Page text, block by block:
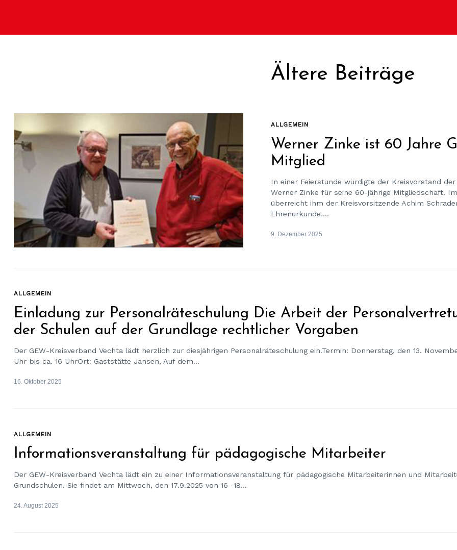
Ältere Beiträge
ALLGEMEIN
Werner Zinke ist 60 Jahre
Mitglied
In einer Feierstunde würdigte der Kreisvorstand der
Werner Zinke für seine 60-jährige Mitgliedschaft.
überreicht ihm der Kreisvorsitzende Achim
Ehrenurkunde....
9. Dezember 2025
ALLGEMEIN
Einladung zur Personalräteschulung Die Arbeit der
der Schulen auf der Grundlage rechtlicher Vorgaben
Der GEW-Kreisverband Vechta lädt herzlich zur diesjährigen Personalräteschulung ein.Termin: Donnerstag, den 13.
Uhr bis ca. 16 UhrOrt: Gaststätte Jansen, Auf dem...
16. Oktober 2025
ALLGEMEIN
Informationsveranstaltung für pädagogische Mitarbeiter
Der GEW-Kreisverband Vechta lädt ein zu einer Informationsveranstaltung für pädagogische Mitarbeiterinnen und
Grundschulen. Sie findet am Mittwoch, den 17.9.2025 von 16 -18...
24. August 2025